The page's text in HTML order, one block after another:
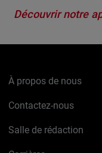
Découvrir notre
À propos de nous
Contactez-nous
Salle de rédaction